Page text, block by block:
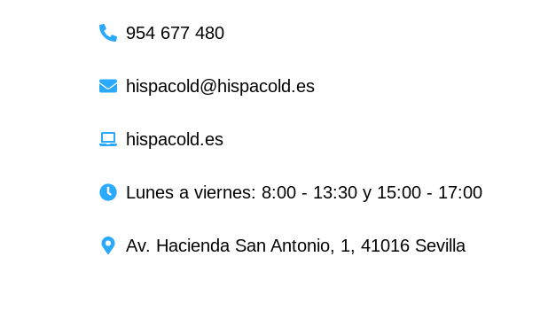
954 677 480
hispacold@hispacold.es
hispacold.es
Lunes a viernes: 8:00 - 13:30 y 15:00 - 17:00
Av. Hacienda San Antonio, 1, 41016 Sevilla